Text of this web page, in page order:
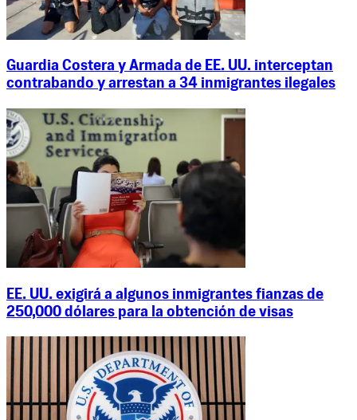
Guardia Costera y Armada de EE. UU. interceptan
contrabando y arrestan a 34 inmigrantes ilegales
EE. UU. exigirá a algunos inmigrantes fianzas de
250,000 dólares para la obtención de visas